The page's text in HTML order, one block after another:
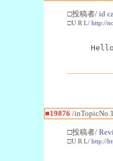
□投稿者/ id
□U R L/ http://
■19876 /
□投稿者/
□U R L/ http://